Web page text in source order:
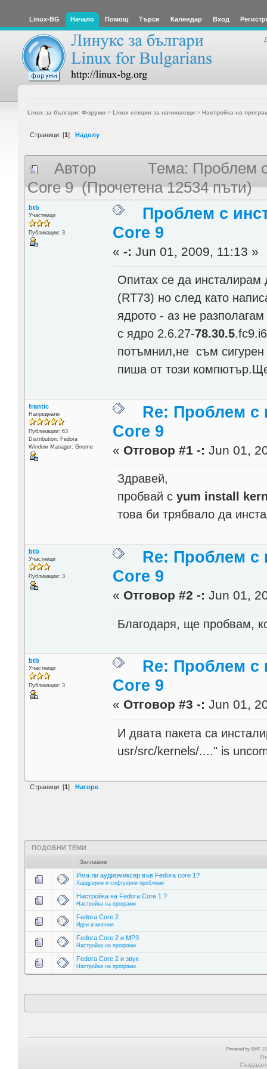
Linux-BG Начало Помощ Търси Календар Вход
Linux за българи: Форуми> Linux секция за начинаещи> Настройка на
Страници: [1] Надолу
Автор
Тема: Проблем
Core 9 (Прочетена 12534 пъти)
btb
Участници
Публикации: 3
Проблем с
Core 9
«-: Jun 01, 2009, 11:13 »
Опитах се да инсталирам
(RT73) но след като
ядрото - аз не
с ядро 2.6.27-78.30.5
потъмнил,не съм
пиша от този
frantic
Напреднали
Публикации: 63
Distribution: Fedora
Window Manager: Gnome
Re: Проблем с
Core 9
« Отговор #1 -: Jun 01,
Здравей,
пробвай сyum install
това би трябвало да
btb
Участници
Публикации: 3
Re: Проблем с
Core 9
« Отговор #2 -: Jun 01,
Благодаря, ще пробвам,
btb
Участници
Публикации: 3
Re: Проблем с
Core 9
« Отговор #3 -: Jun 01,
И двата пакета са
usr/src/kernels/...." is
Страници: [1] Нагоре
ПОДОБНИ ТЕМИ
Заглавие
Има ли аудиомиксер във Fedora core 1?
Хардуерни и софтуерни проблеми
Настройка на Fedora Core 1 ?
Настройка на програми
Fedora Core 2
Идеи и мнения
Fedora Core 2 и MP3
Настройка на програми
Fedora Core 2 и звук
Настройка на програми
Powered by SMF